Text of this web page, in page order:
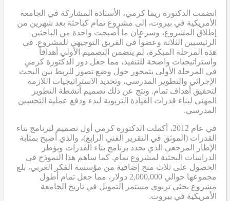
انضمت الدكتورة ريما كرمي، الأستاذة المشاركة في الجامعة
الأمريكية في بيروت، إلى مشروع تمام كباحثة بعد شهرين من
إطلاق المشروع، وسرعان ما أصبحت واحدة من الباحثين
الرئيسيين الثلاثة وعضواً في الفريق التوجيهي للمشروع. في
هذه المرحلة المبكرة، لم يتضمن التصميم الأولي أهدافاً
واستراتيجيات واضحة للتنفيذ، مما جعل دور الدكتورة كرمي
في المرحلة الأولى يتمحور حول وضع تصور للربط بين البحث
الإجرائي والتطوير المدرسي، وتحديد الاستراتيجيات اللازمة
لتحقيق أهداف تمام. ونتج عن ذلك تصميم أنشطة التطوير
المهني لبناء قدرات القيادة التربوية لبدء ودفع عملية التحسين
المدرسي.
في عام 2012، أكملت الدكتورة كرمي أول تصميم لبرنامج بناء
القدرات (الموثق في التقرير الفني الرابع)، والذي أصبح بمثابة
الإطار المرجعي الذي يحدد برنامج بناء القدرات ويؤطر
الدراسات البحثية لمشروع تمام. كما ساهم هذا النموذج في
الحصول على ثلاث منح إضافية من مؤسسة الفكر العربي، بلغ
مجموعها حوالي 2,000,000 دولار، مما جعل تمام أطول
مشروع بحثي تربوي مستمر التمويل في تاريخ الجامعة
الأمريكية في بيروت.